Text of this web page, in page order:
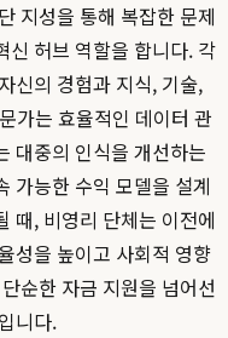
지성을 통해 복잡한 문제
신 허브 역할을 합니다. 각
신의 경험과 지식, 기술,
가는 효율적인 데이터 관
대중의 인식을 개선하는
가능한 수익 모델을 설계
때, 비영리 단체는 이전에
성을 높이고 사회적 영향
순한 자금 지원을 넘어선
니다.